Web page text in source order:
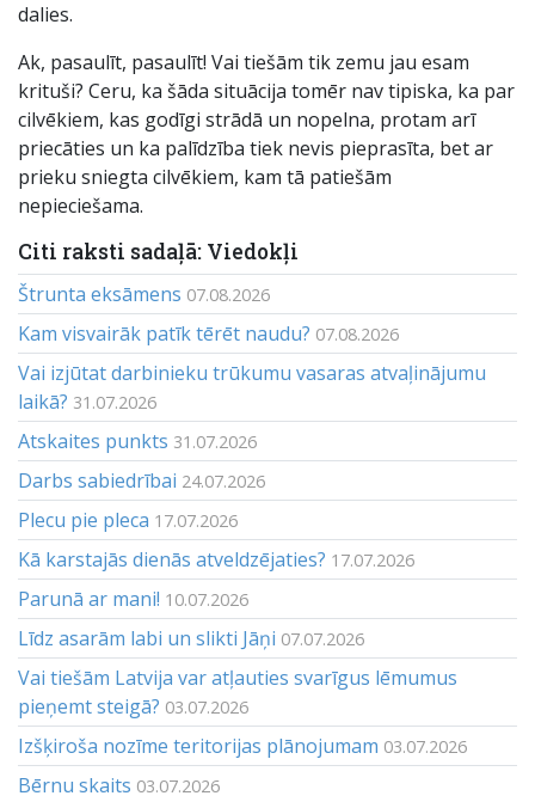
dalies.
Ak, pasaulīt, pasaulīt! Vai tiešām tik zemu jau esam
krituši? Ceru, ka šāda situācija tomēr nav tipiska, ka par
cilvēkiem, kas godīgi strādā un nopelna, protam arī
priecāties un ka palīdzība tiek nevis pieprasīta, bet ar
prieku sniegta cilvēkiem, kam tā patiešām
nepieciešama.
Citi raksti sadaļā: Viedokļi
Štrunta eksāmens 07.08.2026
Kam visvairāk patīk tērēt naudu? 07.08.2026
Vai izjūtat darbinieku trūkumu vasaras atvaļinājumu
laikā? 31.07.2026
Atskaites punkts 31.07.2026
Darbs sabiedrībai 24.07.2026
Plecu pie pleca 17.07.2026
Kā karstajās dienās atveldzējaties? 17.07.2026
Parunā ar mani! 10.07.2026
Līdz asarām labi un slikti Jāņi 07.07.2026
Vai tiešām Latvija var atļauties svarīgus lēmumus
pieņemt steigā? 03.07.2026
Izšķiroša nozīme teritorijas plānojumam 03.07.2026
Bērnu skaits 03.07.2026